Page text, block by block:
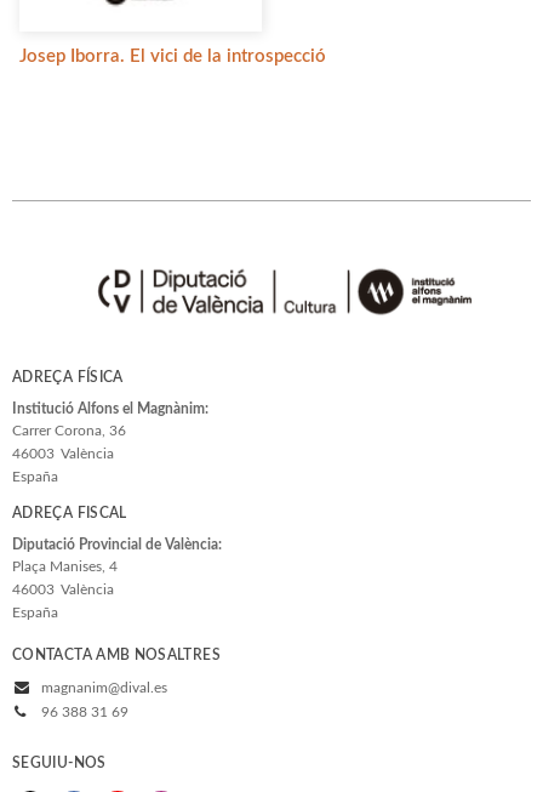
Josep Iborra. El vici de la introspecció
ADREÇA FÍSICA
Institució Alfons el Magnànim:
Carrer Corona, 36
46003 València
España
ADREÇA FISCAL
Diputació Provincial de València:
Plaça Manises, 4
46003 València
España
CONTACTA AMB NOSALTRES
magnanim@dival.es
96 388 31 69
SEGUIU-NOS